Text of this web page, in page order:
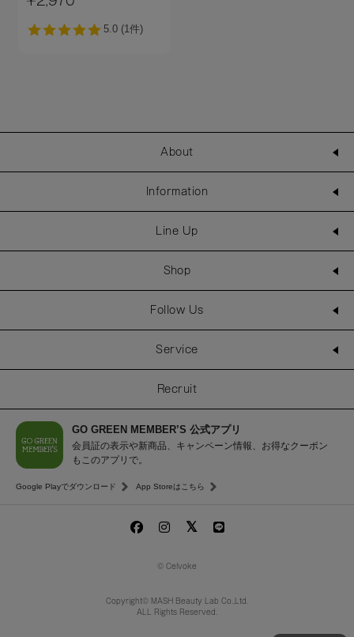
風の香り〉
About
Information
Line Up
Shop
Follow Us
Service
Recruit
GO GREEN MEMBER’S 公式アプリ
会員証の表示や新商品、キャンペーン情報、お得なクーポン
もこのアプリで。
Google Playでダウンロード App Storeはこちら
© Celvoke
Copyright© MASH Beauty Lab Co.,Ltd.
ALL Rights Reserved.